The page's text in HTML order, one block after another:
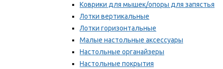
Коврики для мышек/опоры для запястья
Лотки вертикальные
Лотки горизонтальные
Малые настольные аксессуары
Настольные органайзеры
Настольные покрытия